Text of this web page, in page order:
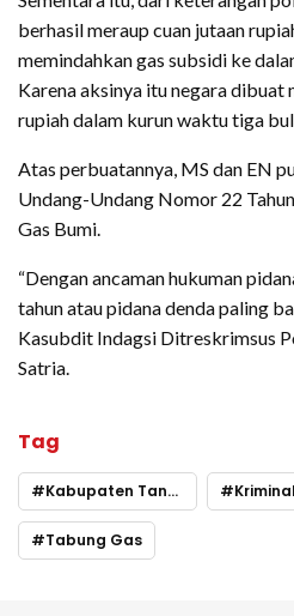
berhasil meraup cuan jutaan
memindahkan gas subsidi ke
Karena aksinya itu negara dibuat
rupiah dalam kurun waktu tiga
Atas perbuatannya, MS dan EN
Undang-Undang Nomor 22
Gas Bumi.
“Dengan ancaman hukuman
tahun atau pidana denda paling
Kasubdit Indagsi Ditreskrimsus
Satria.
Tag
Kabupaten Tangerang Kriminal
Tabung Gas